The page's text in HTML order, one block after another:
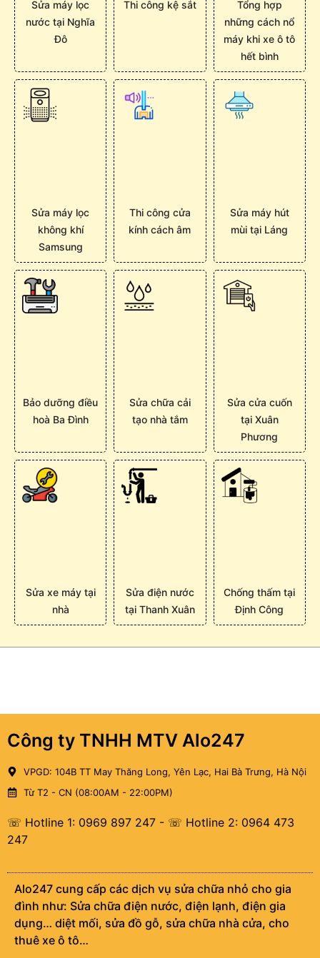
Sửa máy lọc
nước tại Nghĩa
Đô
Thi công kệ sắt
Tổng hợp
những cách nổ
máy khi xe ô tô
hết bình
Sửa máy lọc
không khí
Samsung
Thi công cửa
kính cách âm
Sửa máy hút
mùi tại Láng
Bảo dưỡng điều
hoà Ba Đình
Sửa chữa cải
tạo nhà tắm
Sửa cửa cuốn
tại Xuân
Phương
Sửa xe máy tại
nhà
Sửa điện nước
tại Thanh Xuân
Chống thấm tại
Định Công
Công ty TNHH MTV Alo247
VPGD: 104B TT May Thăng Long, Yên Lạc, Hai Bà Trưng, Hà Nội
Từ T2 - CN (08:00AM - 22:00PM)
☏ Hotline 1: 0969 897 247 - ☏ Hotline 2: 0964 473
247
Alo247 cung cấp các dịch vụ sửa chữa nhỏ cho gia
đình như: Sửa chữa điện nước, điện lạnh, điện gia
dụng… diệt mối, sửa đồ gỗ, sửa chữa nhà cửa, cho
thuê xe ô tô…